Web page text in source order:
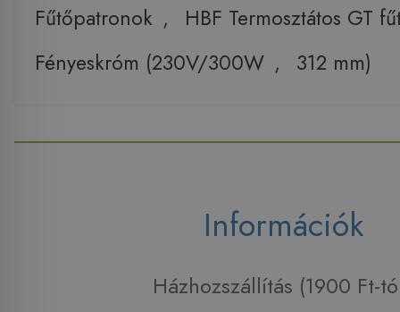
Fűtőpatronok ,
HBF Termosztátos GT
Fényeskróm (230V/300W , 312 mm)
Információk
Házhozszállítás (1900 Ft-